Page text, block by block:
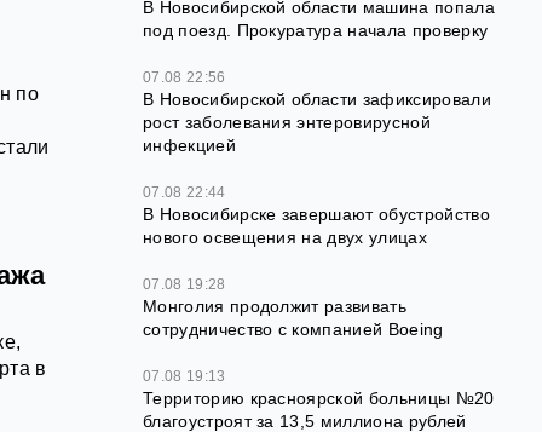
по
в
В Новосибирской области машина попала
под поезд. Прокуратура начала проверку
07.08 22:56
В Новосибирской области зафиксировали
рост заболевания энтеровирусной
инфекцией
07.08 22:44
В Новосибирске завершают обустройство
нового освещения на двух улицах
07.08 19:28
Монголия продолжит развивать
сотрудничество с компанией Boeing
07.08 19:13
Территорию красноярской больницы №20
благоустроят за 13,5 миллиона рублей